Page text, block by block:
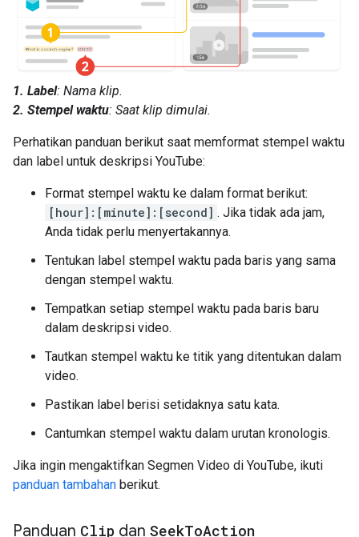
1. Label: Nama klip.
2. Stempel waktu: Saat klip dimulai.
Perhatikan panduan berikut saat memformat stempel waktu
dan label untuk deskripsi YouTube:
Format stempel waktu ke dalam format berikut:
[hour]:[minute]:[second] . Jika tidak ada jam,
Anda tidak perlu menyertakannya.
Tentukan label stempel waktu pada baris yang sama
dengan stempel waktu.
Tempatkan setiap stempel waktu pada baris baru
dalam deskripsi video.
Tautkan stempel waktu ke titik yang ditentukan dalam
video.
Pastikan label berisi setidaknya satu kata.
Cantumkan stempel waktu dalam urutan kronologis.
Jika ingin mengaktifkan Segmen Video di YouTube, ikuti
panduan tambahan berikut.
Panduan Clip dan SeekToAction